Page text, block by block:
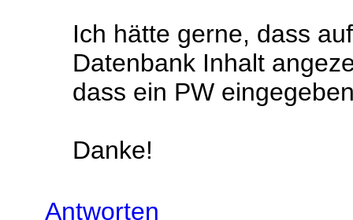
Ich hätte gerne, dass
Datenbank Inhalt
dass ein PW
Danke!
Antworten